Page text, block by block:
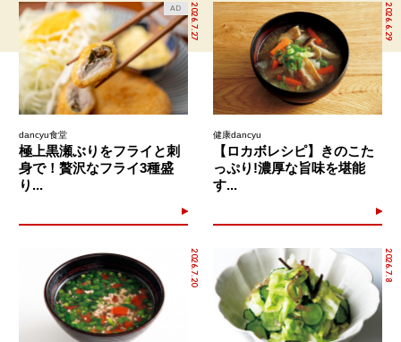
2026.7.27
AD
dancyu食堂
極上黒瀬ぶりをフライと刺
身で！贅沢なフライ3種盛
り...
2026.6.29
健康dancyu
【ロカボレシピ】きのこた
っぷり!濃厚な旨味を堪能
す...
2026.7.20 2026.7.8